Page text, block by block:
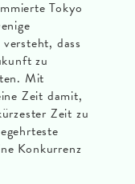
Tokyo
dass
zu
Mit
Zeit damit,
Zeit zu
Konkurrenz